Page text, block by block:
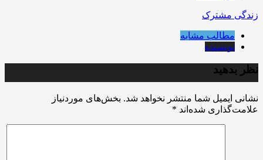
زندگی مشترک
مطالب مشابه
نویسنده
نظر بدهید
نشانی ایمیل شما منتشر نخواهد شد. بخش‌های موردنیاز
علامت‌گذاری شده‌اند *